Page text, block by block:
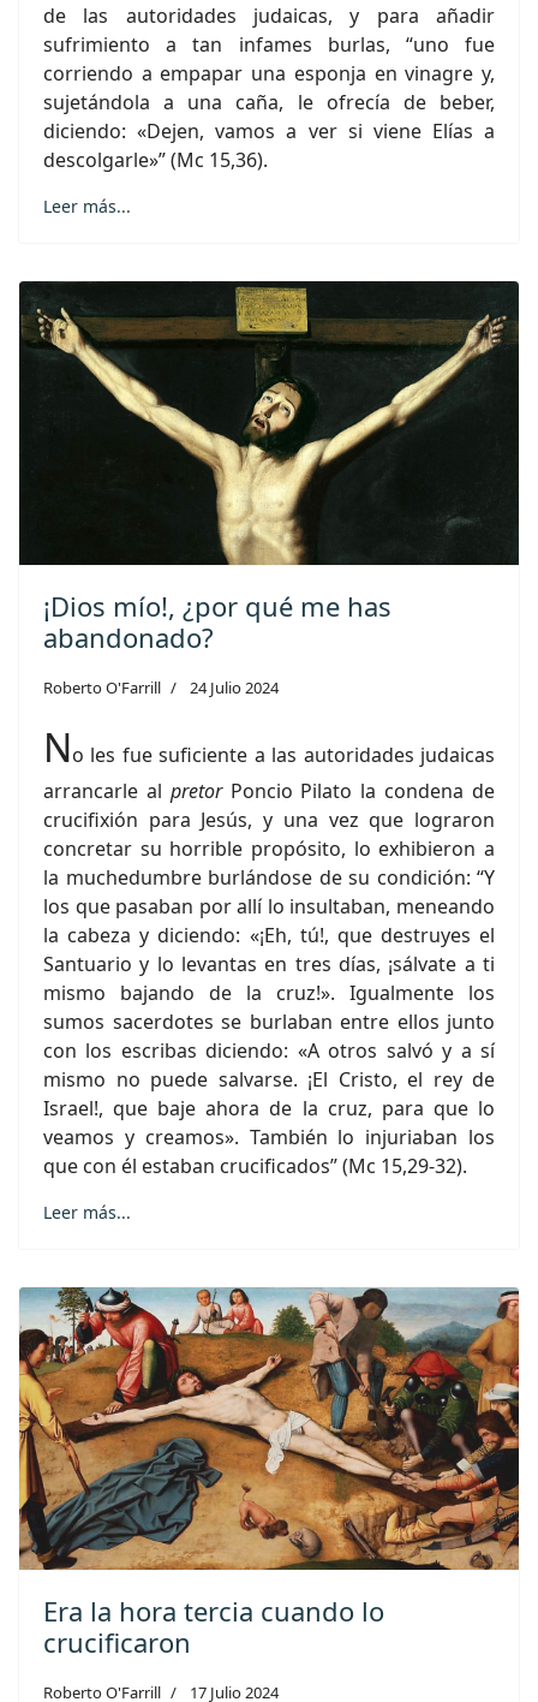
de las autoridades judaicas, y para añadir
sufrimiento a tan infames burlas, “uno fue
corriendo a empapar una esponja en vinagre y,
sujetándola a una caña, le ofrecía de beber,
diciendo: «Dejen, vamos a ver si viene Elías a
descolgarle»” (Mc 15,36).
Leer más...
¡Dios mío!, ¿por qué me has
abandonado?
Roberto O'Farrill 24 Julio 2024
No les fue suficiente a las autoridades judaicas
arrancarle al pretorPoncio Pilato la condena de
crucifixión para Jesús, y una vez que lograron
concretar su horrible propósito, lo exhibieron a
la muchedumbre burlándose de su condición: “Y
los que pasaban por allí lo insultaban, meneando
la cabeza y diciendo: «¡Eh, tú!, que destruyes el
Santuario y lo levantas en tres días, ¡sálvate a ti
mismo bajando de la cruz!». Igualmente los
sumos sacerdotes se burlaban entre ellos junto
con los escribas diciendo: «A otros salvó y a sí
mismo no puede salvarse. ¡El Cristo, el rey de
Israel!, que baje ahora de la cruz, para que lo
veamos y creamos». También lo injuriaban los
que con él estaban crucificados” (Mc 15,29-32).
Leer más...
Era la hora tercia cuando lo
crucificaron
Roberto O'Farrill 17 Julio 2024